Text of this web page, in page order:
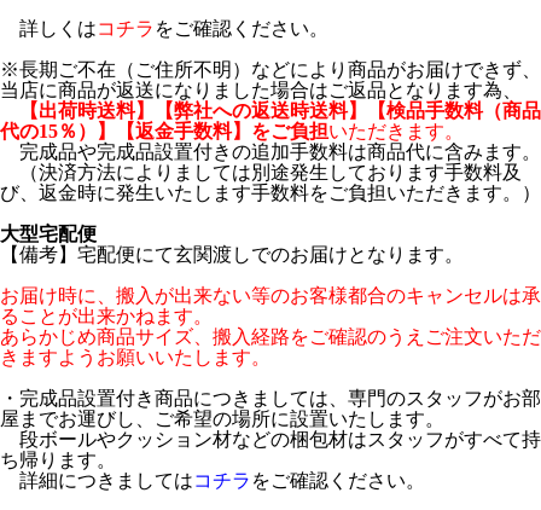
詳しくはコチラ をご確認ください。
※長期ご不在（ご住所不明）などにより商品がお届けできず、
当店に商品が返送になりました場合はご返品となります為、
【出荷時送料】【弊社への返送時送料】【検品手数料（商品
代の15％）】【返金手数料】をご負担いただきます。
完成品や完成品設置付きの追加手数料は商品代に含みます。
（決済方法によりましては別途発生しております手数料及
び、返金時に発生いたします手数料をご負担いただきます。）
大型宅配便
【備考】宅配便にて玄関渡しでのお届けとなります。
お届け時に、搬入が出来ない等のお客様都合のキャンセルは承
ることが出来かねます。
あらかじめ商品サイズ、搬入経路をご確認のうえご注文いただ
きますようお願いいたします。
・完成品設置付き商品につきましては、専門のスタッフがお部
屋までお運びし、ご希望の場所に設置いたします。
段ボールやクッション材などの梱包材はスタッフがすべて持
ち帰ります。
詳細につきましてはコチラ をご確認ください。